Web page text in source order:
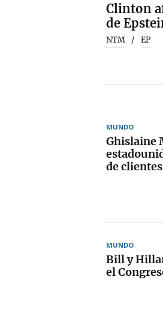
Clinton
de
NTM EP
MUNDO
Ghislaine
de
MUNDO
Bill y
el